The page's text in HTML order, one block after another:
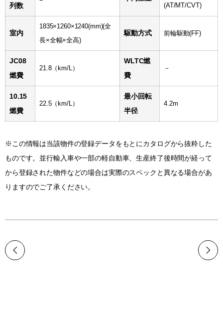
列数
(AT/MT/CVT)
室内
1835×1260×1240(mm)(全
長×全幅×全高)
駆動方式 前輪駆動(FF)
JC08
燃費
21.8（km/L）
WLTC燃
費
－
10.15
燃費
22.5（km/L）
最小回転
半径
4.2m
※この情報は当該物件の登録データをもとにカタログから抜粋した
ものです。並行輸入車や一部の軽自動車、生産終了後時間が経って
から登録された物件などの場合は実際のスペックと異なる場合があ
りますのでご了承ください。